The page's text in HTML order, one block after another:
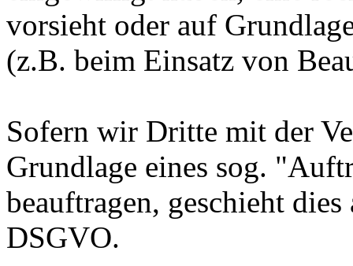
vorsieht oder auf
(z.B. beim Einsatz von
Sofern wir Dritte mit der
Grundlage eines sog.
beauftragen, geschieht
DSGVO.